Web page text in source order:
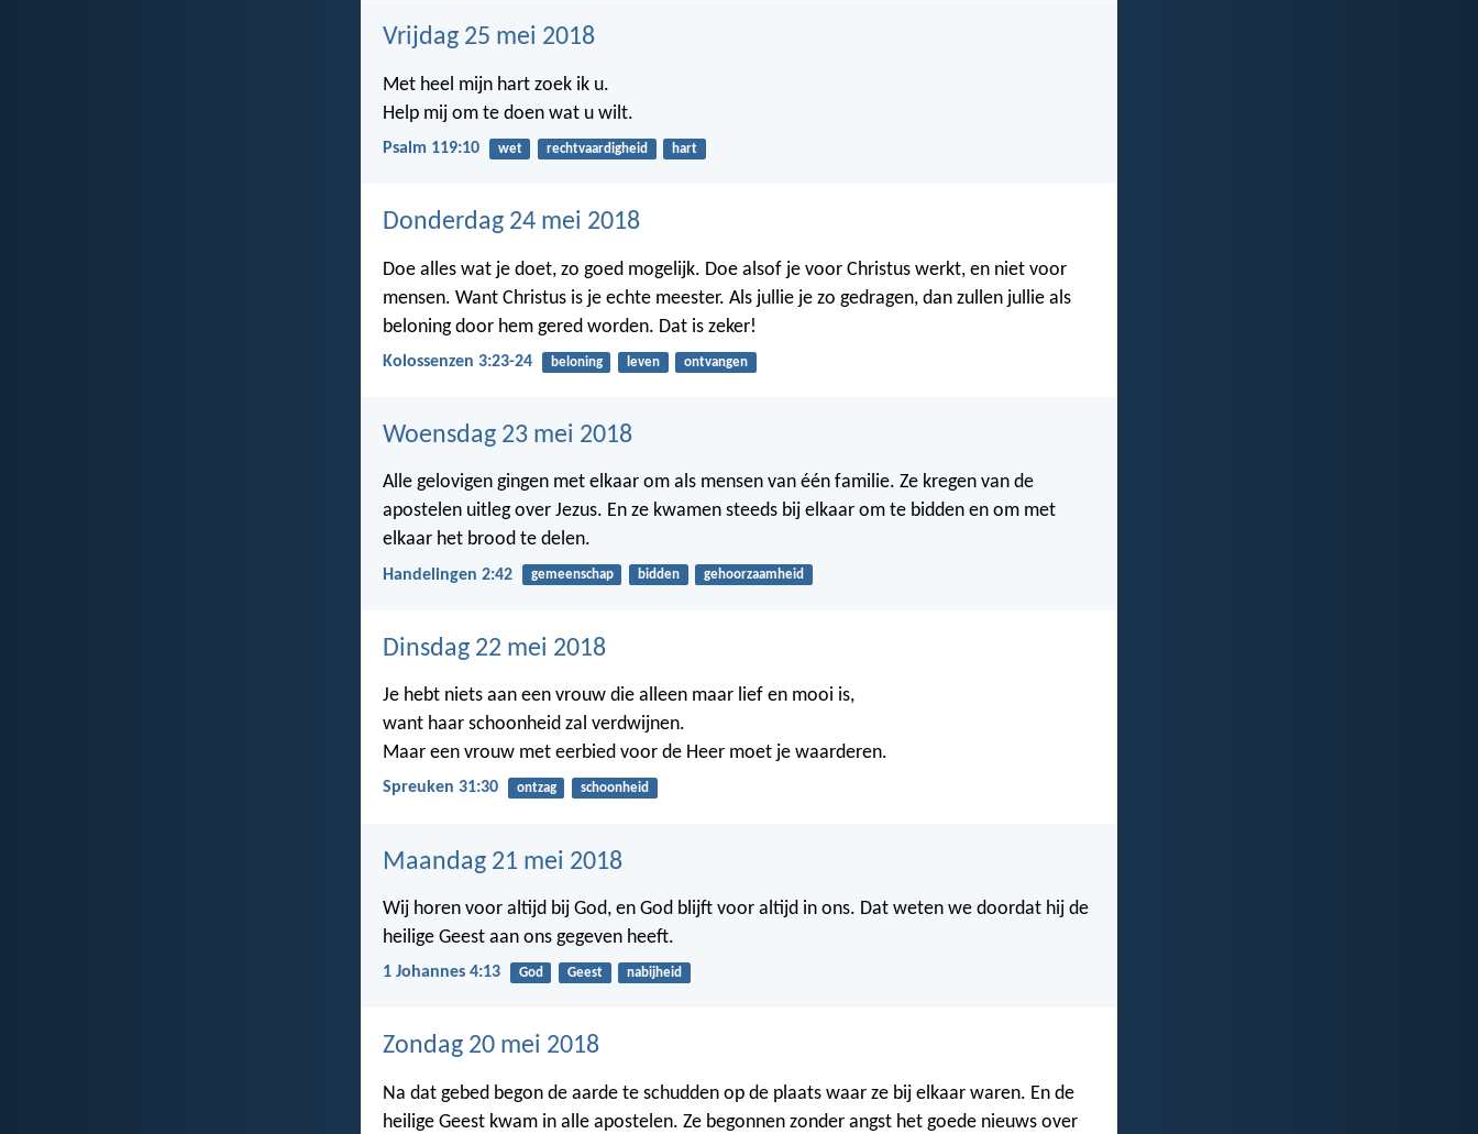
Vrijdag 25 mei 2018
Met heel mijn hart zoek ik u.
Help mij om te doen wat u wilt.
Psalm 119:10 wet rechtvaardigheid hart
Donderdag 24 mei 2018
Doe alles wat je doet, zo goed mogelijk. Doe alsof je voor Christus werkt, en niet voor
mensen. Want Christus is je echte meester. Als jullie je zo gedragen, dan zullen jullie als
beloning door hem gered worden. Dat is zeker!
Kolossenzen 3:23-24 beloning leven ontvangen
Woensdag 23 mei 2018
Alle gelovigen gingen met elkaar om als mensen van één familie. Ze kregen van de
apostelen uitleg over Jezus. En ze kwamen steeds bij elkaar om te bidden en om met
elkaar het brood te delen.
Handelingen 2:42 gemeenschap bidden gehoorzaamheid
Dinsdag 22 mei 2018
Je hebt niets aan een vrouw die alleen maar lief en mooi is,
want haar schoonheid zal verdwijnen.
Maar een vrouw met eerbied voor de Heer moet je waarderen.
Spreuken 31:30 ontzag schoonheid
Maandag 21 mei 2018
Wij horen voor altijd bij God, en God blijft voor altijd in ons. Dat weten we doordat hij de
heilige Geest aan ons gegeven heeft.
1 Johannes 4:13 God Geest nabijheid
Zondag 20 mei 2018
Na dat gebed begon de aarde te schudden op de plaats waar ze bij elkaar waren. En de
heilige Geest kwam in alle apostelen. Ze begonnen zonder angst het goede nieuws over